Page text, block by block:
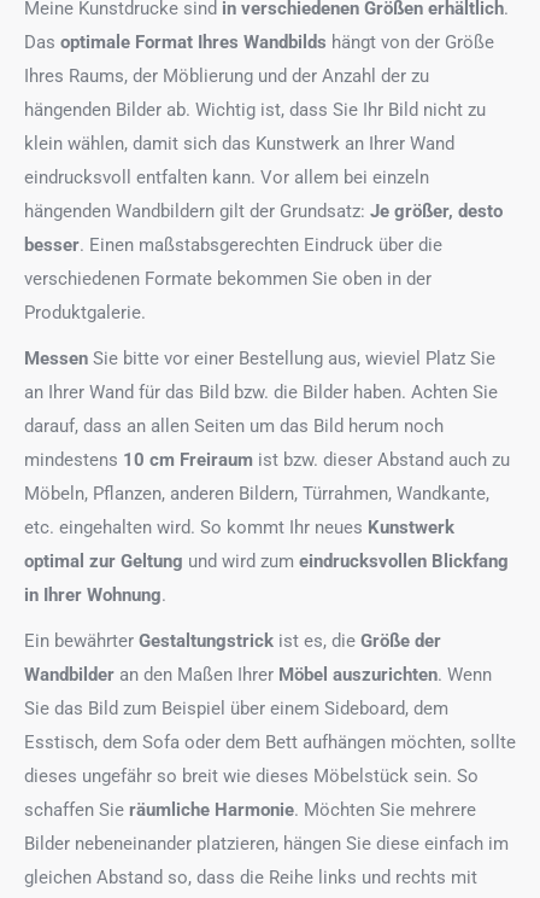
Meine Kunstdrucke sind in verschiedenen Größen erhältlich.
Das optimale Format Ihres Wandbilds hängt von der Größe
Ihres Raums, der Möblierung und der Anzahl der zu
hängenden Bilder ab. Wichtig ist, dass Sie Ihr Bild nicht zu
klein wählen, damit sich das Kunstwerk an Ihrer Wand
eindrucksvoll entfalten kann. Vor allem bei einzeln
hängenden Wandbildern gilt der Grundsatz: Je größer, desto
besser. Einen maßstabsgerechten Eindruck über die
verschiedenen Formate bekommen Sie oben in der
Produktgalerie.
Messen Sie bitte vor einer Bestellung aus, wieviel Platz Sie
an Ihrer Wand für das Bild bzw. die Bilder haben. Achten Sie
darauf, dass an allen Seiten um das Bild herum noch
mindestens 10 cm Freiraum ist bzw. dieser Abstand auch zu
Möbeln, Pflanzen, anderen Bildern, Türrahmen, Wandkante,
etc. eingehalten wird. So kommt Ihr neues Kunstwerk
optimal zur Geltung und wird zum eindrucksvollen Blickfang
in Ihrer Wohnung.
Ein bewährter Gestaltungstrick ist es, die Größe der
Wandbilder an den Maßen Ihrer Möbel auszurichten. Wenn
Sie das Bild zum Beispiel über einem Sideboard, dem
Esstisch, dem Sofa oder dem Bett aufhängen möchten, sollte
dieses ungefähr so breit wie dieses Möbelstück sein. So
schaffen Sie räumliche Harmonie. Möchten Sie mehrere
Bilder nebeneinander platzieren, hängen Sie diese einfach im
gleichen Abstand so, dass die Reihe links und rechts mit